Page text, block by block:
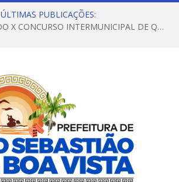
ÚLTIMAS PUBLICAÇÕES:
REGULAMENTO DO X CONCURSO INTERMUNICIPAL DE QUADRILHAS JUNINAS – 2026 – ARRAIÁ DA VENEZA